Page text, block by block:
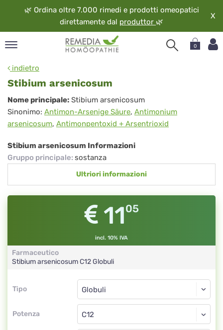
🌿 Ordina oltre 7.000 rimedi e prodotti omeopatici
direttamente dal produttor 🌿
X
0
indietro
Stibium arsenicosum
Stibium
arsenicosum
Nome principale: Stibium arsenicosum
Sinonimo: Antimon-Arsenige Säure, Antimonium
arsenicosum, Antimonpentoxid + Arsentrioxid
Stibium arsenicosum Informazioni
Gruppo principale: sostanza
Ultriori informazioni
1105
incl. 10% IVA
Farmaceutico
Stibium arsenicosumC12Globuli
Tipo
Tipo
Potenza
Globuli
C12